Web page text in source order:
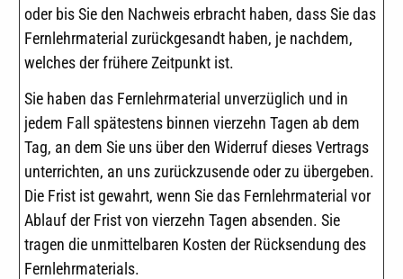
oder bis Sie den Nachweis erbracht haben, dass Sie das
Fernlehrmaterial zurückgesandt haben, je nachdem,
welches der frühere Zeitpunkt ist.
Sie haben das Fernlehrmaterial unverzüglich und in
jedem Fall spätestens binnen vierzehn Tagen ab dem
Tag, an dem Sie uns über den Widerruf dieses Vertrags
unterrichten, an uns zurückzusende oder zu übergeben.
Die Frist ist gewahrt, wenn Sie das Fernlehrmaterial vor
Ablauf der Frist von vierzehn Tagen absenden. Sie
tragen die unmittelbaren Kosten der Rücksendung des
Fernlehrmaterials.